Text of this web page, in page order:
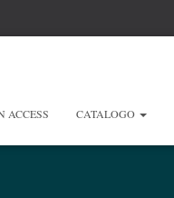
ACCESS CATALOGO